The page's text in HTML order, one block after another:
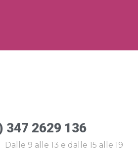
347 2629 136
Dalle 9 alle 13 e dalle 15 alle 19